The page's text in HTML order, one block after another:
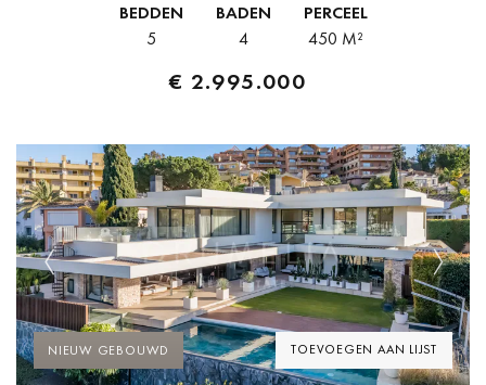
panoramische uitzichten die reiken van de berg La Concha...
BEDDEN
5
BADEN
4
PERCEEL
450 M²
€ 2.995.000
TOEVOEGEN AAN LIJST
Previous Next
NIEUW GEBOUWD